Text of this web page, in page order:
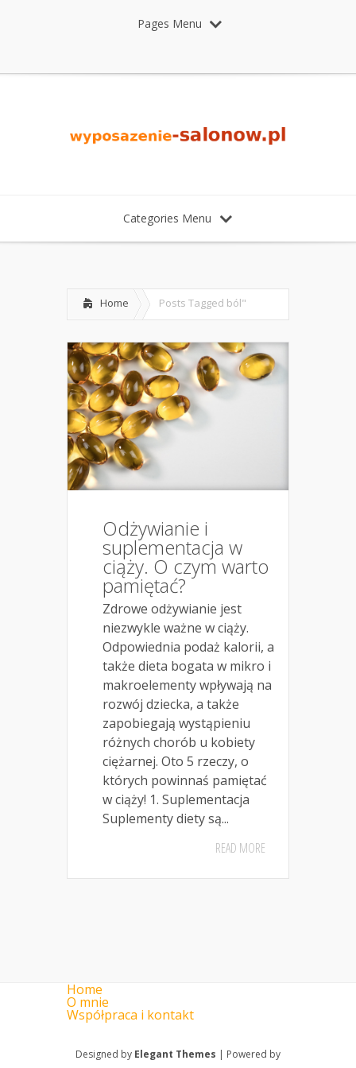
Pages Menu
Categories Menu
Home Posts Tagged ból"
Odżywianie i
suplementacja w
ciąży. O czym warto
pamiętać?
Zdrowe odżywianie jest
niezwykle ważne w ciąży.
Odpowiednia podaż kalorii, a
także dieta bogata w mikro i
makroelementy wpływają na
rozwój dziecka, a także
zapobiegają wystąpieniu
różnych chorób u kobiety
ciężarnej. Oto 5 rzeczy, o
których powinnaś pamiętać
w ciąży! 1. Suplementacja
Suplementy diety są...
READ MORE
Home
O mnie
Współpraca i kontakt
Designed by Elegant Themes | Powered by